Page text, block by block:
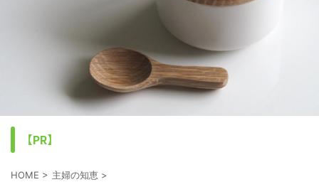
【PR】
HOME > 主婦の知恵 >